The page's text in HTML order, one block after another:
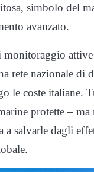
simbolo del
avanzato.
monitoraggio attive
rete nazionale di
le coste italiane.
protette – ma
a salvarle dagli